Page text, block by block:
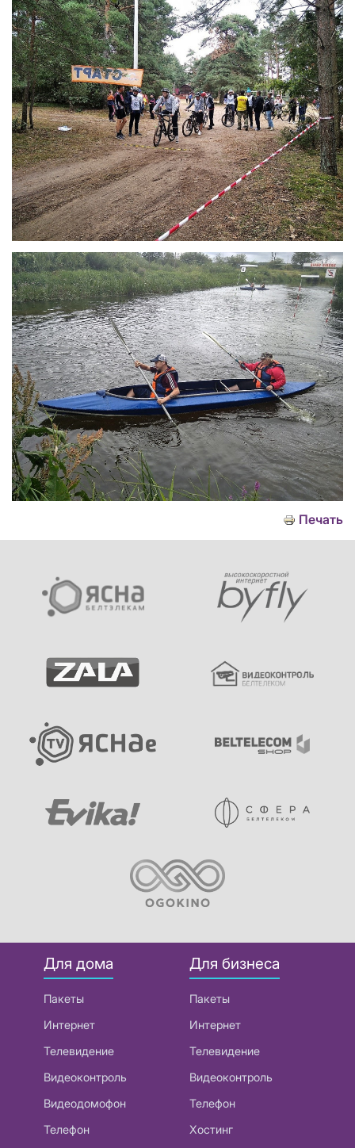
Печать
Для дома
Пакеты
Интернет
Телевидение
Видеоконтроль
Видеодомофон
Телефон
Для бизнеса
Пакеты
Интернет
Телевидение
Видеоконтроль
Телефон
Хостинг